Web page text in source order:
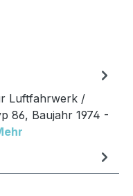
Luftfahrwerk /
86, Baujahr 1974 -